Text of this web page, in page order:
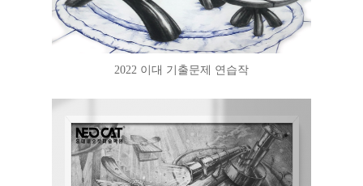
2022 이대 기출문제 연습작